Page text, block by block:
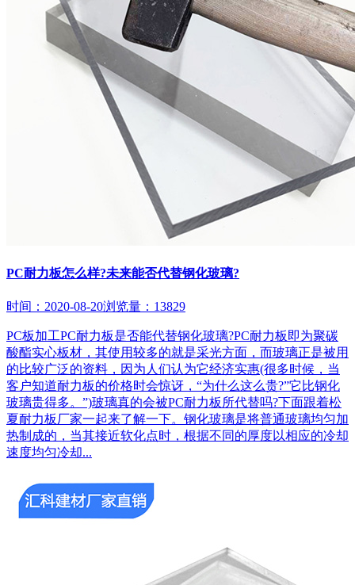
PC耐力板怎么样?未来能否代替钢化玻璃?
时间：2020-08-20浏览量：13829
PC板加工PC耐力板是否能代替钢化玻璃?PC耐力板即为聚碳
酸酯实心板材，其使用较多的就是采光方面，而玻璃正是被用
的比较广泛的资料，因为人们认为它经济实惠(很多时候，当
客户知道耐力板的价格时会惊讶，“为什么这么贵?”它比钢化
玻璃贵得多。”)玻璃真的会被PC耐力板所代替吗?下面跟着松
夏耐力板厂家一起来了解一下。钢化玻璃是将普通玻璃均匀加
热制成的，当其接近软化点时，根据不同的厚度以相应的冷却
速度均匀冷却...